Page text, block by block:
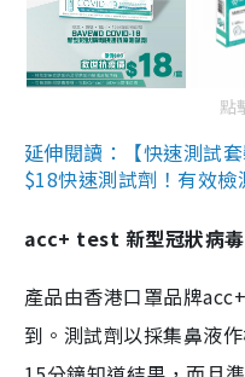
點
延伸閱讀：【快速測試
$18快速測試劑！有效
acc+ test 新型冠狀病
產品由香港口罩品牌
到。測試劑以採集鼻液